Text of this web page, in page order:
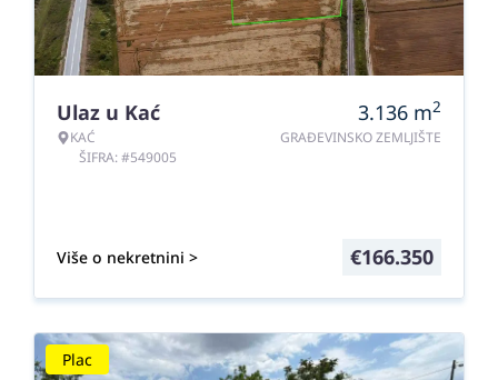
Ulaz u Kać
KAĆ
ŠIFRA: #549005
3.136 m2
GRAĐEVINSKO ZEMLJIŠTE
Više o nekretnini > €166.350
Plac